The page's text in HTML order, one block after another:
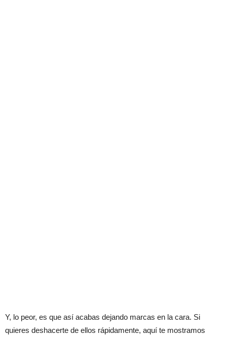
Y, lo peor, es que así acabas dejando marcas en la cara. Si
quieres deshacerte de ellos rápidamente, aquí te mostramos